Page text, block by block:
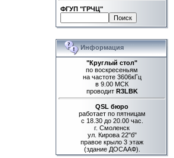
ФГУП "ГРЧЦ"
Информация
"Круглый стол"
по воскресеньям
на частоте 3606кГц
в 9.00 МСК
проводит R3LBK
QSL бюро
работает по пятницам
с 18.30 до 20.00 час.
г. Смоленск
ул. Кирова 22"б"
правое крыло 3 этаж
(здание ДОСААФ).